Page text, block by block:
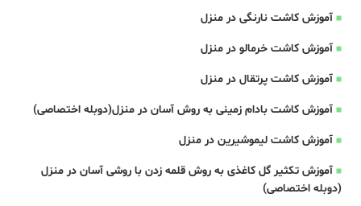
آموزش کاشت نارنگی در منزل
آموزش کاشت خرمالو در منزل
آموزش کاشت پرتقال در منزل
آموزش کاشت بادام زمینی به روش آسان در منزل(دوبله اختصاصی)
آموزش کاشت لیموشیرین در منزل
آموزش تکثیر گل کاغذی به روش قلمه زدن با روشی آسان در منزل
(دوبله اختصاصی)